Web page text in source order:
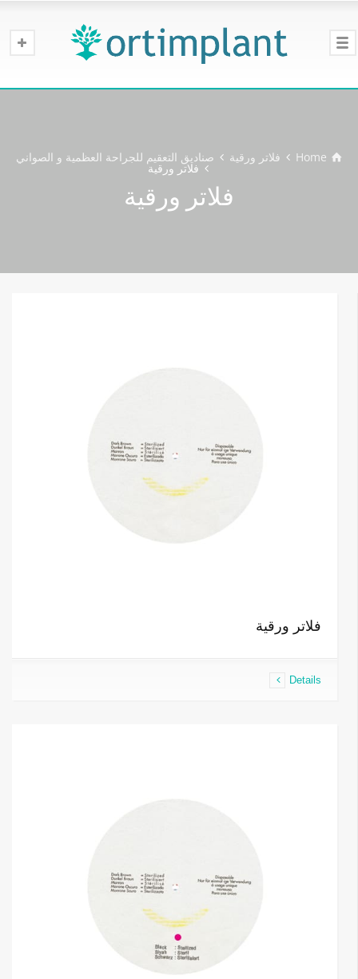
Home فلاتر ورقية صناديق التعقيم للجراحة العظمية و الصواني
فلاتر ورقية
فلاتر ورقية
فلاتر ورقية
Details